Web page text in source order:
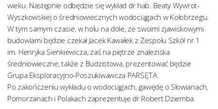
wieku. Następnie odbędzie się wykład dr hab. Beaty Wywrot-
Wyszkowskiej o średniowiecznych wodociągach w Kołobrzegu.
W tym samym czasie, w holu na dole, ze swoimi zjawiskowymi
budowlami będzie czekał Jacek Kawałek z Zespołu Szkół nr 1
im. Henryka Sienkiewicza, zaś na piętrze znaleziska
średniowieczne, także z Budzistowa, prezentować będzie
Grupa Eksploracyjno-Poszukiwawcza PARSĘTA.
Po zakończeniu wykładu o wodociągach, gawędę o Słowianach,
Pomorzanach i Polakach zaprezentuje dr Robert Dziemba.